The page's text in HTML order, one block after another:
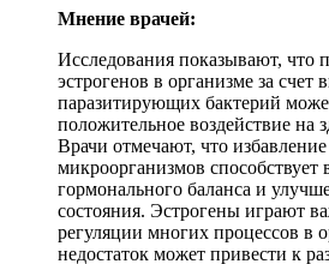
Мнение врачей:
Исследования показывают, что
эстрогенов в организме за счет
паразитирующих бактерий
положительное воздействие на
Врачи отмечают, что
микроорганизмов способствует
гормонального баланса и
состояния. Эстрогены играют
регуляции многих процессов в
недостаток может привести к